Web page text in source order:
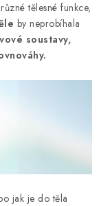
tělesné funkce,
by neprobíhala
soustavy,
jak je do těla